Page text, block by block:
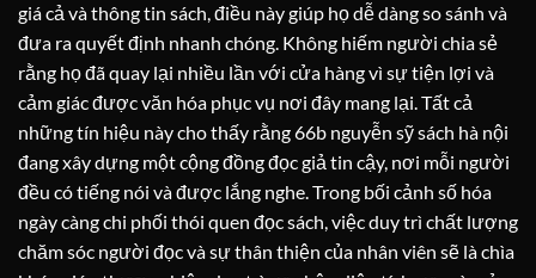
giá cả và thông tin sách, điều này giúp họ dễ dàng so sánh và
đưa ra quyết định nhanh chóng. Không hiếm người chia sẻ
rằng họ đã quay lại nhiều lần với cửa hàng vì sự tiện lợi và
cảm giác được văn hóa phục vụ nơi đây mang lại. Tất cả
những tín hiệu này cho thấy rằng 66b nguyễn sỹ sách hà nội
đang xây dựng một cộng đồng đọc giả tin cậy, nơi mỗi người
đều có tiếng nói và được lắng nghe. Trong bối cảnh số hóa
ngày càng chi phối thói quen đọc sách, việc duy trì chất lượng
chăm sóc người đọc và sự thân thiện của nhân viên sẽ là chìa